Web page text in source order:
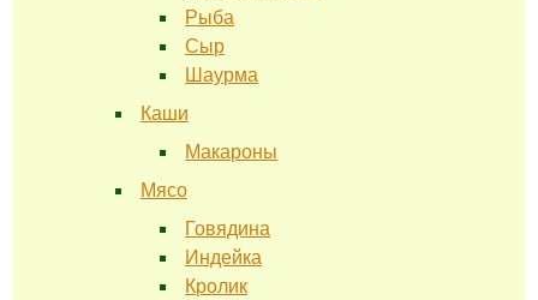
Рыба
Сыр
Шаурма
Каши
Макароны
Мясо
Говядина
Индейка
Кролик